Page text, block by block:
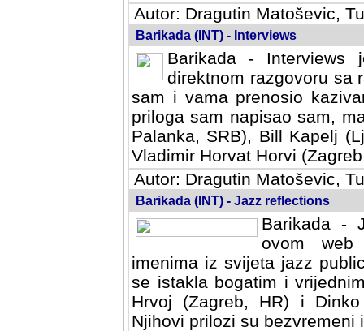
Autor: Dragutin Matoševic,
Barikada (INT) - Interviews
Barikada -
direktnom razgovoru sa
sam i vama prenosio
priloga sam napisao sam,
Palanka, SRB), Bill Kapelj
Vladimir Horvat Horvi
Autor: Dragutin Matoševic,
Barikada (INT) - Jazz reflections
Barikada -
ovom web
imenima iz svijeta jazz
se istakla bogatim i
Hrvoj (Zagreb, HR) i
Njihovi prilozi su bezvremeni